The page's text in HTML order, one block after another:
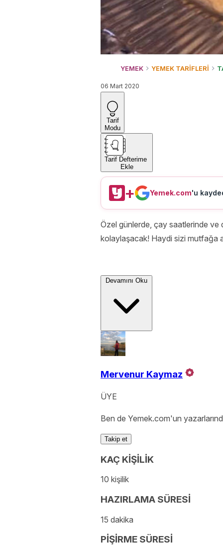
YEMEK YEMEK TARİFLERİ
06 Mart 2020
Tarif
Modu
Tarif Defterime
Ekle
+ Yemek.com'u
Özel günlerde, çay saatlerinde ve
kolaylaşacak! Haydi sizi mutfağa
Devamını Oku
Mervenur Kaymaz
ÜYE
Ben de Yemek.com'un
Takip et
KAÇ KİŞİLİK
10 kişilik
HAZIRLAMA SÜRESİ
15 dakika
PİŞİRME SÜRESİ